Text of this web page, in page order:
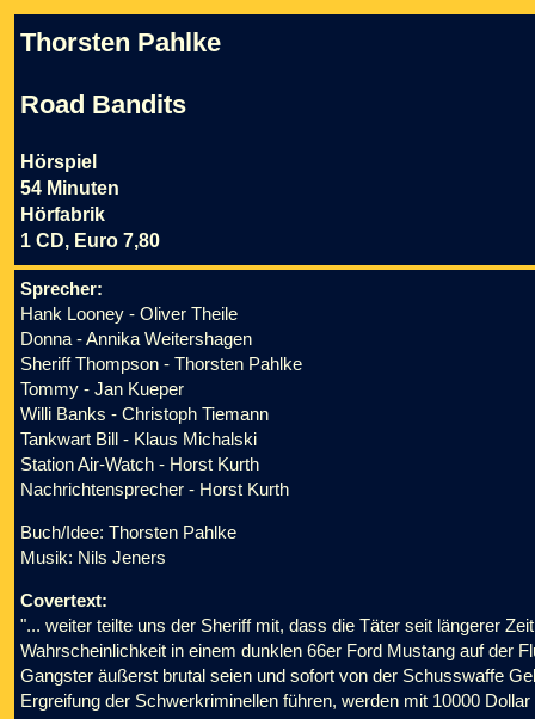
Thorsten Pahlke
Road Bandits
Hörspiel
54 Minuten
Hörfabrik
1 CD, Euro 7,80
Sprecher:
Hank Looney - Oliver Theile
Donna - Annika Weitershagen
Sheriff Thompson - Thorsten Pahlke
Tommy - Jan Kueper
Willi Banks - Christoph Tiemann
Tankwart Bill - Klaus Michalski
Station Air-Watch - Horst Kurth
Nachrichtensprecher - Horst Kurth
Buch/Idee: Thorsten Pahlke
Musik: Nils Jeners
Covertext:
"... weiter teilte uns der Sheriff mit, dass die Täter seit längerer
Wahrscheinlichkeit in einem dunklen 66er Ford Mustang auf der
Gangster äußerst brutal seien und sofort von der Schusswaffe
Ergreifung der Schwerkriminellen führen, werden mit 10000